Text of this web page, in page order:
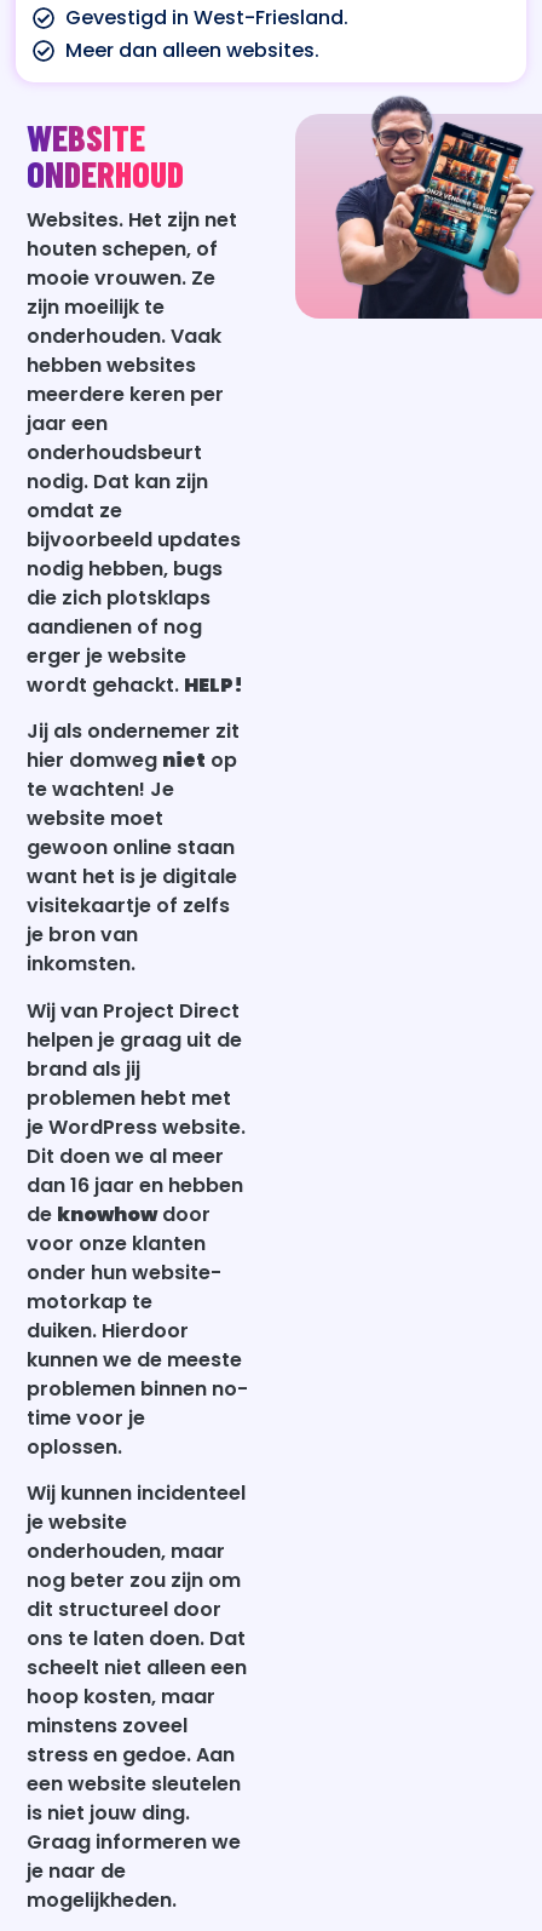
Gevestigd in West-Friesland.
Meer dan alleen websites.
WEBSITE
ONDERHOUD
Websites. Het zijn net
houten schepen, of
mooie vrouwen. Ze
zijn moeilijk te
onderhouden. Vaak
hebben websites
meerdere keren per
jaar een
onderhoudsbeurt
nodig. Dat kan zijn
omdat ze
bijvoorbeeld updates
nodig hebben, bugs
die zich plotsklaps
aandienen of nog
erger je website
wordt gehackt. HELP!
Jij als ondernemer zit
hier domweg niet op
te wachten! Je
website moet
gewoon online staan
want het is je digitale
visitekaartje of zelfs
je bron van
inkomsten.
Wij van Project Direct
helpen je graag uit de
brand als jij
problemen hebt met
je WordPress website.
Dit doen we al meer
dan 16 jaar en hebben
de knowhow door
voor onze klanten
onder hun website-
motorkap te
duiken. Hierdoor
kunnen we de meeste
problemen binnen no-
time voor je
oplossen.
Wij kunnen incidenteel
je website
onderhouden, maar
nog beter zou zijn om
dit structureel door
ons te laten doen. Dat
scheelt niet alleen een
hoop kosten, maar
minstens zoveel
stress en gedoe. Aan
een website sleutelen
is niet jouw ding.
Graag informeren we
je naar de
mogelijkheden.